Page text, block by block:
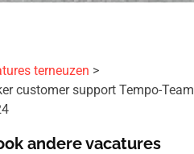
terneuzen
customer support Tempo-Team
andere vacatures